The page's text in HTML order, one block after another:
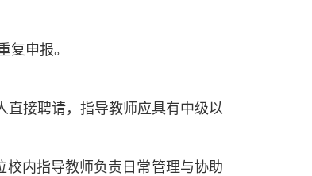
复申报。
直接聘请，指导教师应具有中级以
内指导教师负责日常管理与协助